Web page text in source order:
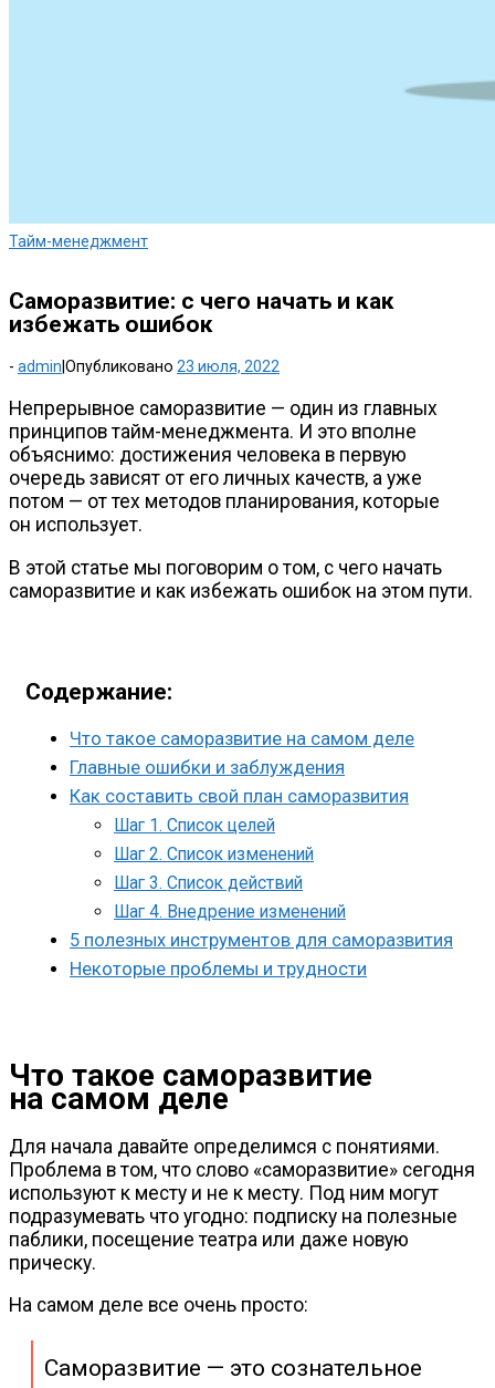
Тайм-менеджмент
Саморазвитие: с чего начать и как
избежать ошибок
- admin Опубликовано 23 июля, 2022
Непрерывное саморазвитие — один из главных
принципов тайм-менеджмента. И это вполне
объяснимо: достижения человека в первую
очередь зависят от его личных качеств, а уже
потом — от тех методов планирования, которые
он использует.
В этой статье мы поговорим о том, с чего начать
саморазвитие и как избежать ошибок на этом пути.
Содержание:
Что такое саморазвитие на самом деле
Главные ошибки и заблуждения
Как составить свой план саморазвития
Шаг 1. Список целей
Шаг 2. Список изменений
Шаг 3. Список действий
Шаг 4. Внедрение изменений
5 полезных инструментов для саморазвития
Некоторые проблемы и трудности
Что такое саморазвитие
на самом деле
Для начала давайте определимся с понятиями.
Проблема в том, что слово «саморазвитие» сегодня
используют к месту и не к месту. Под ним могут
подразумевать что угодно: подписку на полезные
паблики, посещение театра или даже новую
прическу.
На самом деле все очень просто:
Саморазвитие — это сознательное